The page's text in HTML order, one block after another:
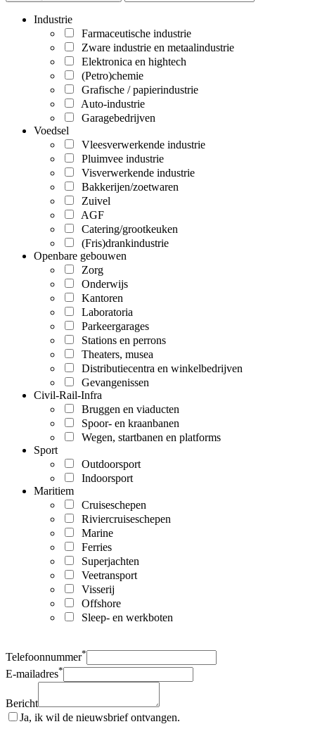
Industrie
Farmaceutische industrie
Zware industrie en metaalindustrie
Elektronica en hightech
(Petro)chemie
Grafische / papierindustrie
Auto-industrie
Garagebedrijven
Voedsel
Vleesverwerkende industrie
Pluimvee industrie
Visverwerkende industrie
Bakkerijen/zoetwaren
Zuivel
AGF
Catering/grootkeuken
(Fris)drankindustrie
Openbare gebouwen
Zorg
Onderwijs
Kantoren
Laboratoria
Parkeergarages
Stations en perrons
Theaters, musea
Distributiecentra en winkelbedrijven
Gevangenissen
Civil-Rail-Infra
Bruggen en viaducten
Spoor- en kraanbanen
Wegen, startbanen en platforms
Sport
Outdoorsport
Indoorsport
Maritiem
Cruiseschepen
Riviercruiseschepen
Marine
Ferries
Superjachten
Veetransport
Visserij
Offshore
Sleep- en werkboten
Telefoonnummer*
E-mailadres*
Bericht
Ja, ik wil de nieuwsbrief ontvangen.